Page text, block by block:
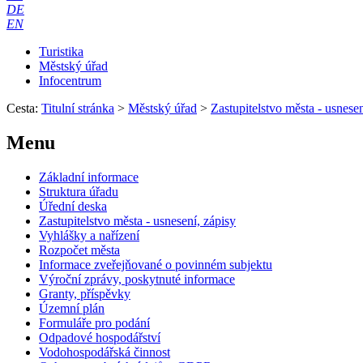
DE
EN
Turistika
Městský úřad
Infocentrum
Cesta: Titulní stránka > Městský úřad > Zastupitelstvo města -
Menu
Základní informace
Struktura úřadu
Úřední deska
Zastupitelstvo města - usnesení, zápisy
Vyhlášky a nařízení
Rozpočet města
Informace zveřejňované o povinném subjektu
Výroční zprávy, poskytnuté informace
Granty, příspěvky
Územní plán
Formuláře pro podání
Odpadové hospodářství
Vodohospodářská činnost